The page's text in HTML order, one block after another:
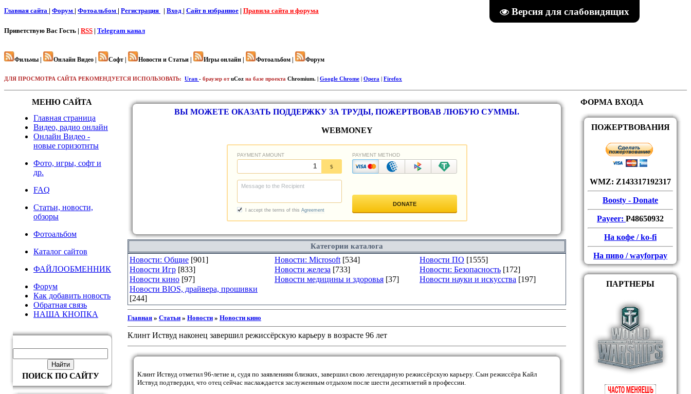
Версия для слабовидящих
Главная сайта | Форум | Фотоальбом | Регистрация | Вход | Cайт в избранное | Правила сайта и форума
Приветствую Вас Гость | RSS | Telegram канал
Фильмы | Онлайн Видео | Софт | Новости и Статьи | Игры онлайн | Фотоальбом | Форум
ДЛЯ ПРОСМОТРА САЙТА РЕКОМЕНДУЕТСЯ ИСПОЛЬЗОВАТЬ: Uran - браузер отuCoz на базе проекта Chromium. | Google Chrome | Opera | Firefox
МЕНЮ САЙТА
Главная страница
Видео, радио онлайн
Онлайн Видео -
новые горизотнты
Фото, игры, софт и
др.
FAQ
Статьи, новости,
обзоры
Фотоальбом
Каталог сайтов
ФАЙЛООБМЕННИК
Форум
Как добавить новость
Обратная связь
НАША КНОПКА
ПОИСК ПО САЙТУ
ВЫ МОЖЕТЕ ОКАЗАТЬ ПОДДЕРЖКУ ЗА ТРУДЫ, ПОЖЕРТВОВАВ ЛЮБУЮ СУММЫ.
WEBMONEY
Категории каталога
Новости: Общие [901] Новости: Microsoft [534] Новости ПО [1555]
Новости Игр [833] Новости железа [733] Новости: Безопасность [172]
Новости кино [97] Новости медицины и здоровья [37] Новости науки и искусства [197]
Новости BIOS, драйвера, прошивки
[244]
Главная » Статьи » Новости » Новости кино
Клинт Иствуд наконец завершил режиссёрскую карьеру в возрасте 96 лет
Клинт Иствуд отметил 96-летие и, судя по заявлениям близких, завершил свою легендарную режиссёрскую карьеру. Сын режиссёра Кайл
Иствуд подтвердил, что отец сейчас наслаждается заслуженным отдыхом после шести десятилетий в профессии.
ФОРМА ВХОДА
ПОЖЕРТВОВАНИЯ
WMZ: Z143317192317
Boosty - Donate
Payeer: P48650932
На кофе / ko-fi
На пиво / wayforpay
ПАРТНЕРЫ